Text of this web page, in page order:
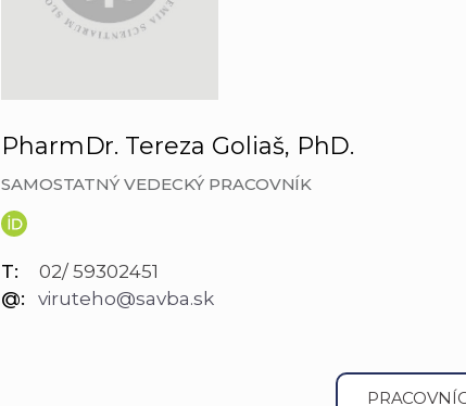
PharmDr. Tereza Goliaš, PhD.
SAMOSTATNÝ VEDECKÝ PRACOVNÍK
T:
02/ 59302451
@:
viruteho@savba.sk